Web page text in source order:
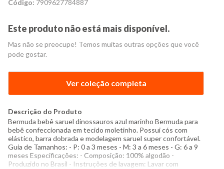
Código: 7909627784887
Este produto não está mais disponível.
Mas não se preocupe! Temos muitas outras opções que você
pode gostar.
Ver coleção completa
Descrição do Produto
Bermuda bebê saruel dinossauros azul marinho Bermuda para
bebê confeccionada em tecido moletinho. Possui cós com
elástico, barra dobrada e modelagem saruel super confortável.
Guia de Tamanhos: - P: 0 a 3 meses - M: 3 a 6 meses - G: 6 a 9
meses Especificações: - Composição: 100% algodão -
Produzido no Brasil - Instruções de lavagem: Lavar com